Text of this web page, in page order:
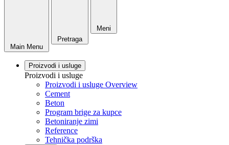
Main Menu
Pretraga
Meni
Proizvodi i usluge
Proizvodi i usluge
Proizvodi i usluge Overview
Cement
Beton
Program brige za kupce
Betoniranje zimi
Reference
Tehnička podrška